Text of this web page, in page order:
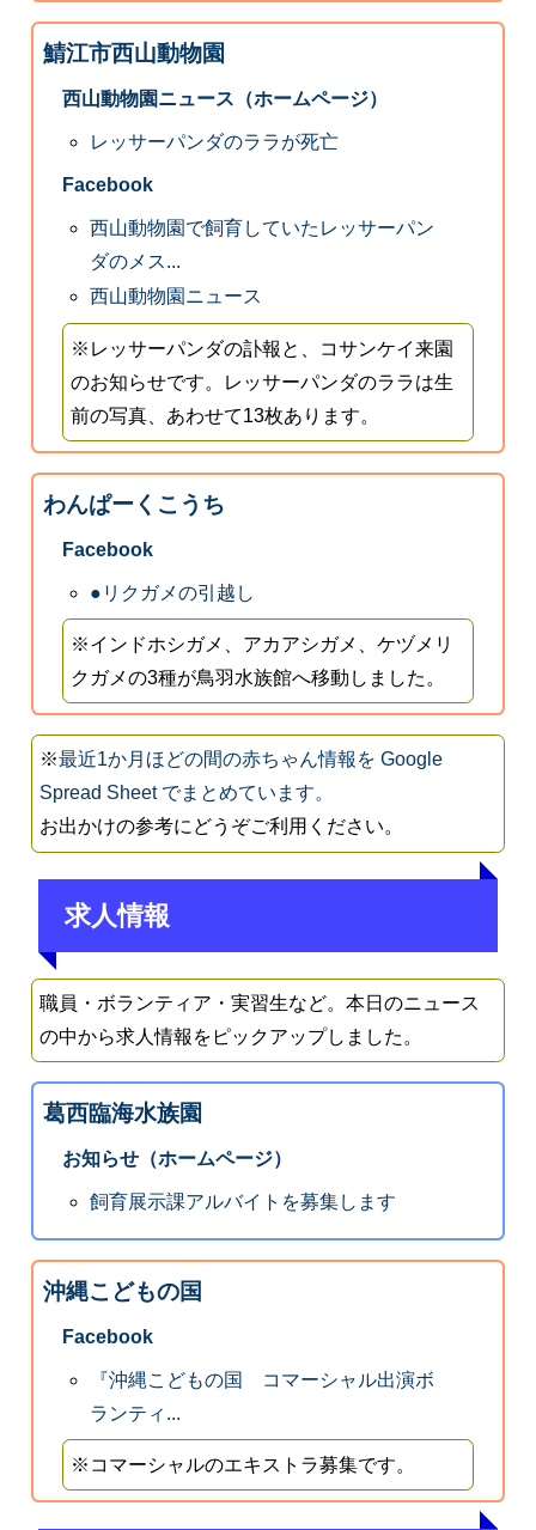
鯖江市西山動物園
西山動物園ニュース（ホームページ）
レッサーパンダのララが死亡
Facebook
西山動物園で飼育していたレッサーパン
ダのメス...
西山動物園ニュース
※レッサーパンダの訃報と、コサンケイ来園
のお知らせです。レッサーパンダのララは生
前の写真、あわせて13枚あります。
わんぱーくこうち
Facebook
●リクガメの引越し
※インドホシガメ、アカアシガメ、ケヅメリ
クガメの3種が鳥羽水族館へ移動しました。
※最近1か月ほどの間の赤ちゃん情報を Google
Spread Sheet でまとめています。
お出かけの参考にどうぞご利用ください。
求人情報
職員・ボランティア・実習生など。本日のニュース
の中から求人情報をピックアップしました。
葛西臨海水族園
お知らせ（ホームページ）
飼育展示課アルバイトを募集します
沖縄こどもの国
Facebook
『沖縄こどもの国 コマーシャル出演ボ
ランティ...
※コマーシャルのエキストラ募集です。